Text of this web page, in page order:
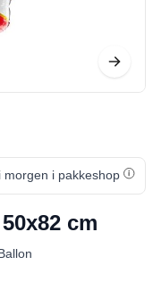
morgen i pakkeshop
cm